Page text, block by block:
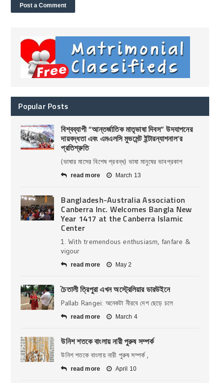
Popular Posts
বিশ্বব্যাপী “আন্তর্জাতিক মাতৃভাষা দিবস” উদযাপনের
দায়বদ্ধতা এবং এমএলসি মুভমেন্ট ইন্টারন্যাশনাল’র
প্রতিশ্রুতি
(ভাষার মাসের বিশেষ প্রবন্ধ) ভাষা মানুষের ভাবপ্রকাশ
read more March 13
Bangladesh-Australia Association
Canberra Inc. Welcomes Bangla New
Year 1417 at the Canberra Islamic
Center
1. With tremendous enthusiasm, fanfare &
vigour
read more May 2
চৈতালী ত্রিপুরা এখন অস্ট্রেলিয়ার ডারউইনে
Pallab Rangei: অনেকটা নীরবে দেশ ছেড়ে চলে
read more March 4
উনিশ শতকে বাংলায় নারী পুরুষ সম্পর্ক
উনিশ শতকে বাংলায় নারী পুরুষ সম্পর্ক ,
read more April 10